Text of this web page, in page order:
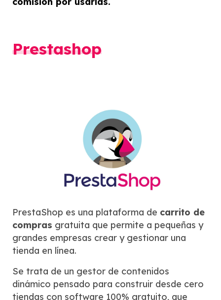
Prestashop
PrestaShop es una plataforma de carrito de
compras gratuita que permite a pequeñas y
grandes empresas crear y gestionar una
tienda en línea.
Se trata de un gestor de contenidos
dinámico pensado para construir desde cero
tiendas con software 100% gratuito, que